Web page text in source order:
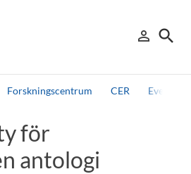
person_outline
Logga in
search
Sök
Forskningscentrum CER Events,
endast testdata
för
antologi